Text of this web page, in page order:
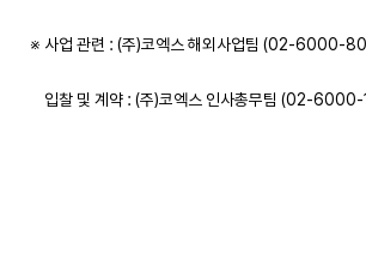
※ 사업 관련 : (주)코엑스 해외사업팀 (02-6000-
입찰 및 계약 : (주)코엑스 인사총무팀 (02-